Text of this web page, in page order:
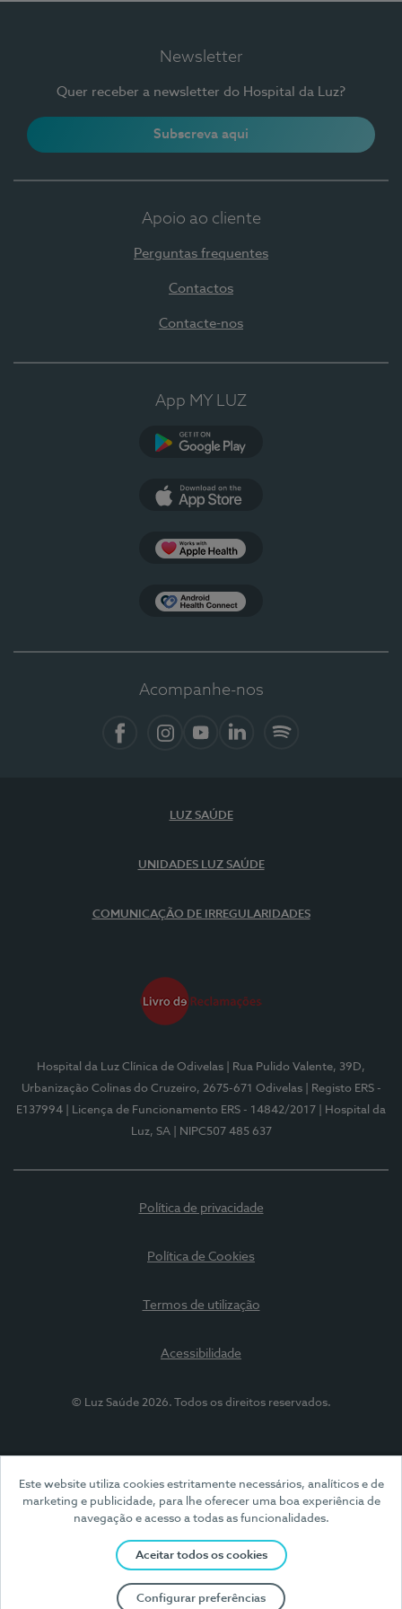
Este website utiliza cookies estritamente necessários, analíticos e de
marketing e publicidade, para lhe oferecer uma boa experiência de
navegação e acesso a todas as funcionalidades.
Aceitar todos os cookies
Configurar preferências
Newsletter
Quer receber a newsletter do Hospital da Luz?
Subscreva aqui
Apoio ao cliente
Perguntas frequentes
Contactos
Contacte-nos
App MY LUZ
Acompanhe-nos
LUZ SAÚDE
UNIDADES LUZ SAÚDE
COMUNICAÇÃO DE IRREGULARIDADES
Hospital da Luz Clínica de Odivelas
| Rua Pulido Valente, 39D,
Urbanização Colinas do Cruzeiro, 2675-671 Odivelas
| Registo ERS -
E137994
| Licença de Funcionamento ERS - 14842/2017
| Hospital da
Luz, SA
| NIPC507 485 637
Política de privacidade
Política de Cookies
Termos de utilização
Acessibilidade
© Luz Saúde 2026. Todos os direitos reservados.